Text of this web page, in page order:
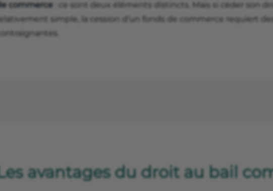
commerce : ce sont deux éléments distincts. Mais si céder son
simple, la cession d’un fonds de commerce requiert
avantages du droit au bail